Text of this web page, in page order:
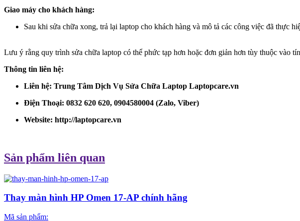
Giao máy cho khách hàng:
Sau khi sửa chữa xong, trả lại laptop cho khách hàng và mô tả các công việc đã thực
Lưu ý rằng quy trình sửa chữa laptop có thể phức tạp hơn hoặc đơn giản hơn tùy thuộc vào
Thông tin liên hệ:
Liên hệ: Trung Tâm Dịch Vụ Sửa Chữa Laptop Laptopcare.vn
Điện Thoại: 0832 620 620, 0904580004 (Zalo, Viber)
Website: http://laptopcare.vn
Sản phẩm liên quan
Thay màn hình HP Omen 17-AP chính hãng
Mã sản phẩm: